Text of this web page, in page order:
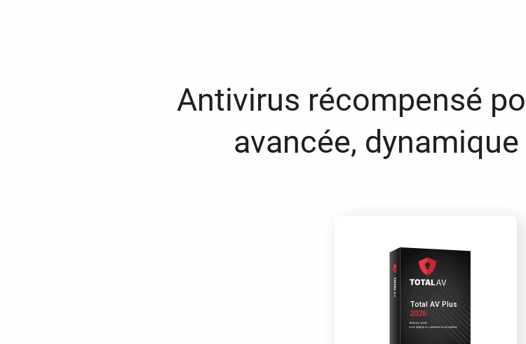
Antivirus récompensé
avancée,